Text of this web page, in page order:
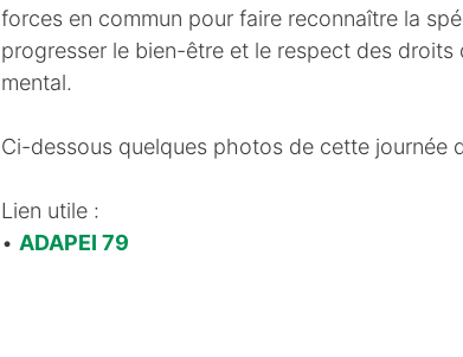
forces en commun pour faire reconnaître la
progresser le bien-être et le respect des
mental.
Ci-dessous quelques photos de cette journée
Lien utile :
• ADAPEI 79